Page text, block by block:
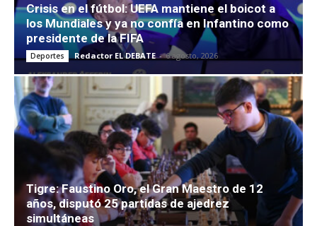
Crisis en el fútbol: UEFA mantiene el boicot a
los Mundiales y ya no confía en Infantino como
presidente de la FIFA
Deportes Redactor EL DEBATE - 6 agosto, 2026
Tigre: Faustino Oro, el Gran Maestro de 12
años, disputó 25 partidas de ajedrez
simultáneas